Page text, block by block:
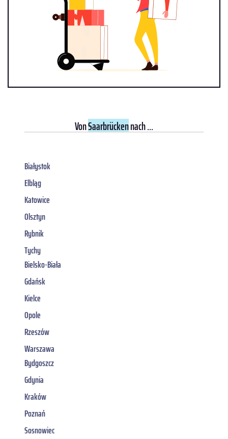
VonSaarbrückennach ...
Białystok
Elbląg
Katowice
Olsztyn
Rybnik
Tychy
Bielsko-Biała
Gdańsk
Kielce
Opole
Rzeszów
Warszawa
Bydgoszcz
Gdynia
Kraków
Poznań
Sosnowiec